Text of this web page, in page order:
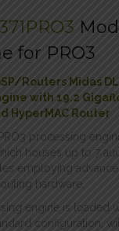
for PRO3
Routers Midas
with 19.2
HyperMAC Router
processing
houses up to 7
employing
hardware.
engine is loaded
configuration,